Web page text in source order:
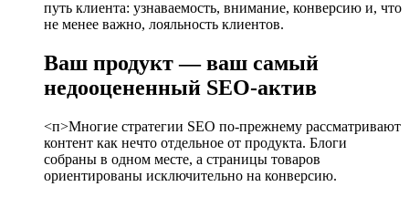
путь клиента: узнаваемость, внимание, конверсию и, что
не менее важно, лояльность клиентов.
Ваш продукт — ваш самый
недооцененный SEO-актив
<п>Многие стратегии SEO по-прежнему рассматривают
контент как нечто отдельное от продукта. Блоги
собраны в одном месте, а страницы товаров
ориентированы исключительно на конверсию.